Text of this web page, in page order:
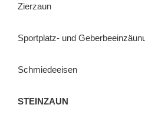
Zierzaun
Sportplatz- und
Schmiedeeisen
STEINZAUN